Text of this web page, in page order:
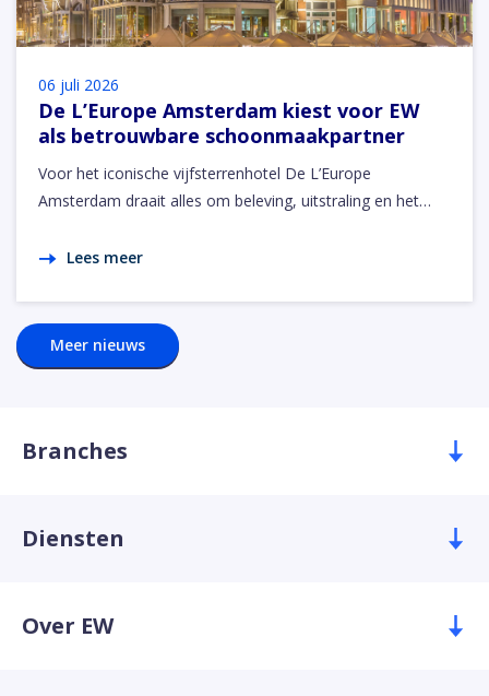
06 juli 2026
De L’Europe Amsterdam kiest voor EW
als betrouwbare schoonmaakpartner
Voor het iconische vijfsterrenhotel De L’Europe
Amsterdam draait alles om beleving, uitstraling en het…
Lees meer
Meer nieuws
Branches
Diensten
Over EW